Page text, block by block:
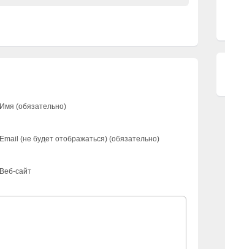
Имя (обязательно)
Email (не будет отображаться) (обязательно)
Веб-сайт